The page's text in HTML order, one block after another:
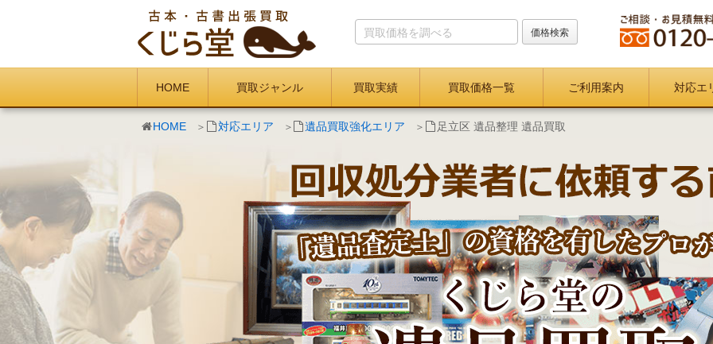
HOME 買取ジャンル 買取実績 買取価格一覧 ご利用案内 対応エ
HOME 対応エリア 遺品買取強化エリア 足立区 遺品整理 遺品買取